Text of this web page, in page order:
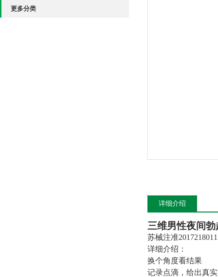
更多分类
详细介绍
三维男性夜间
苏械注准
详细介绍：
换个角度看结果
记录点滴，给出真实